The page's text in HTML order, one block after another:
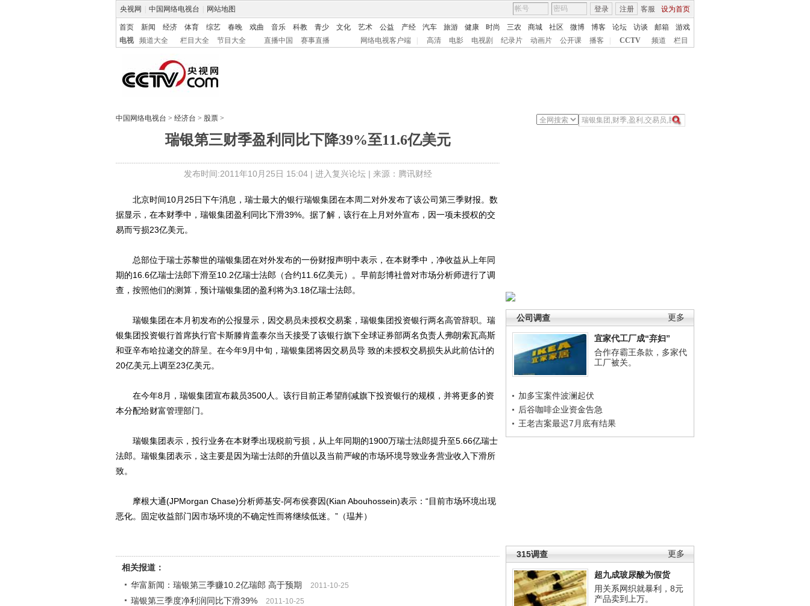
央视网 中国网络电视台 网站地图 客服 设为首页
登录 注册
首页 新闻 经济 体育 综艺 春晚 戏曲 音乐 科教 青少 文化 艺术 公益 产经 汽车 旅游 健康 时尚 三农 商城 社区 微博 博客 论坛 访谈 邮箱
游戏
电视
频道大全 栏目大全 节目大全 直播中国 赛事直播 网络电视客户端 高清 电影 电视剧 纪录片 动画片 公开课 播客 CCTV 频道 栏目
中国网络电视台 > 经济台 > 股票 >
瑞银第三财季盈利同比下降39%至11.6亿美元
发布时间:2011年10月25日 15:04 | 进入复兴论坛| 来源：腾讯财经
更多
公司调查
宜家代工厂成“弃妇”
合作存霸王条款，多家代
工厂被关。
加多宝案件波澜起伏
后谷咖啡企业资金告急
王老吉案最迟7月底有结果
更多
315调查
超九成玻尿酸为假货
用关系网织就暴利，8元
产品卖到上万。
北京时间10月25日下午消息，瑞士最大的银行瑞银集团在本周二对外发布了该公司第三季财报。数
据显示，在本财季中，瑞银集团盈利同比下滑39%。据了解，该行在上月对外宣布，因一项未授权的交
易而亏损23亿美元。
总部位于瑞士苏黎世的瑞银集团在对外发布的一份财报声明中表示，在本财季中，净收益从上年同
期的16.6亿瑞士法郎下滑至10.2亿瑞士法郎（合约11.6亿美元）。早前彭博社曾对市场分析师进行了调
查，按照他们的测算，预计瑞银集团的盈利将为3.18亿瑞士法郎。
瑞银集团在本月初发布的公报显示，因交易员未授权交易案，瑞银集团投资银行两名高管辞职。瑞
银集团投资银行首席执行官卡斯滕肯盖泰尔当天接受了该银行旗下全球证券部两名负责人弗朗索瓦高斯
和亚辛布哈拉递交的辞呈。在今年9月中旬，瑞银集团将因交易员导 致的未授权交易损失从此前估计的
20亿美元上调至23亿美元。
在今年8月，瑞银集团宣布裁员3500人。该行目前正希望削减旗下投资银行的规模，并将更多的资
本分配给财富管理部门。
瑞银集团表示，投行业务在本财季出现税前亏损，从上年同期的1900万瑞士法郎提升至5.66亿瑞士
法郎。瑞银集团表示，这主要是因为瑞士法郎的升值以及当前严峻的市场环境导致业务营业收入下滑所
致。
摩根大通(JPMorgan Chase)分析师基安-阿布侯赛因(Kian Abouhossein)表示：“目前市场环境出现
恶化。固定收益部门因市场环境的不确定性而将继续低迷。”（瑥丼）
相关报道：
华富新闻：瑞银第三季赚10.2亿瑞郎 高于预期
2011-10-25
瑞银第三季度净利润同比下滑39% 2011-10-25